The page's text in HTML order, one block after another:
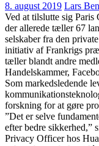
8. august 2019 Lars
Ved at tilslutte sig Paris
der allerede tæller 67
selskaber fra den
initiativ af Frankrigs
tæller blandt andre
Handelskammer,
Som markedsledende
forskning for at gøre
”Det er selve
efter bedre sikkerhed,”
Privacy Officer hos